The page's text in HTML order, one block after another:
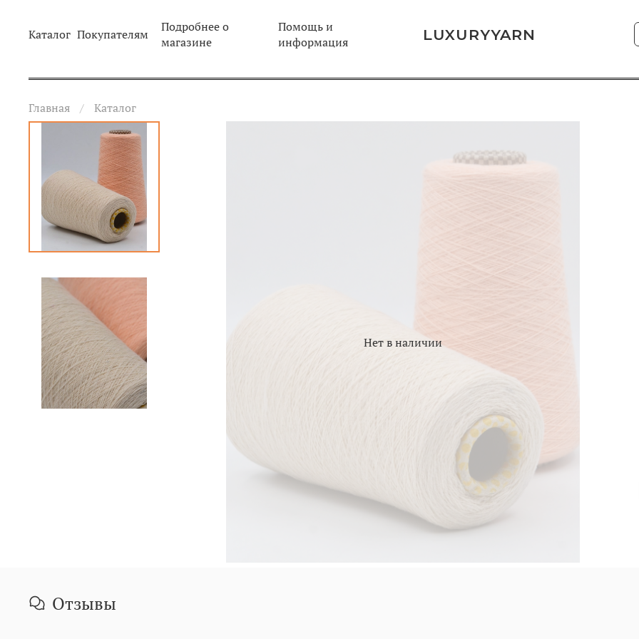
LUXURYYARN
Каталог Покупателям
Подробнее о
магазине
Помощь и
информация
Главная Каталог
Нет в наличии
Отзывы